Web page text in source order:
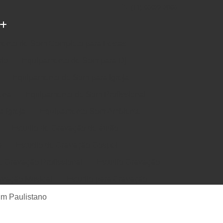
Música em Estúdio
Paulistano